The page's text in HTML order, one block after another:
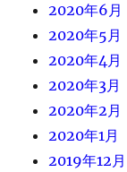
2020年6月
2020年5月
2020年4月
2020年3月
2020年2月
2020年1月
2019年12月